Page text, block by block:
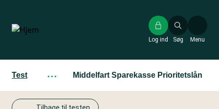
hovedindhold
Søg
Log ind Menu
Test ··· Middelfart Sparekasse Prioritetslån